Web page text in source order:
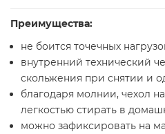
Преимущества:
не боится точечных
внутренний технический
скольжения при снятии и
благодаря молнии, чехол
легкостью стирать в
можно зафиксировать на